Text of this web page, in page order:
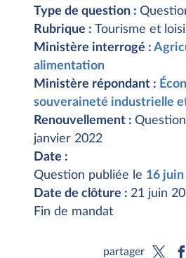
Type de question :
Rubrique : Tourisme et
Ministère interrogé :
alimentation
Ministère répondant :
souveraineté industrielle
Renouvellement :
janvier 2022
Date :
Question publiée le 16 juin
Date de clôture : 21 juin
Fin de mandat
partager